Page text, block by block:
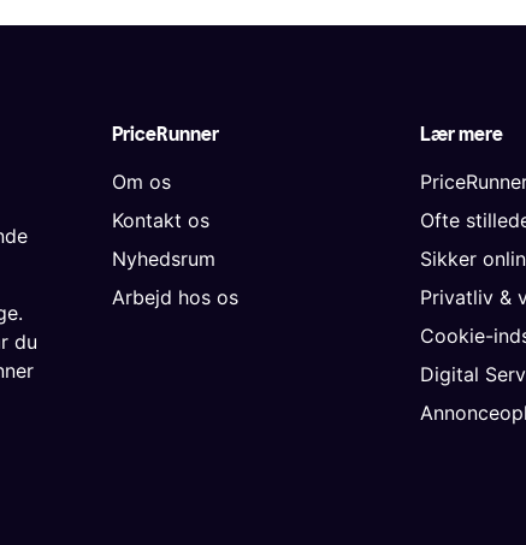
PriceRunner
Om os
Kontakt os
Nyhedsrum
Arbejd hos os
Lær mere
Ofte
Sikker
Privatliv &
Cookie-
Digital
du